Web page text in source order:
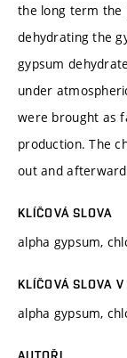
the long term the
dehydrating the
gypsum
under
were brought as
production. The
out and
KLÍČOVÁ SLOVA
alpha gypsum,
KLÍČOVÁ SLOVA
alpha gypsum,
AUTOŘI